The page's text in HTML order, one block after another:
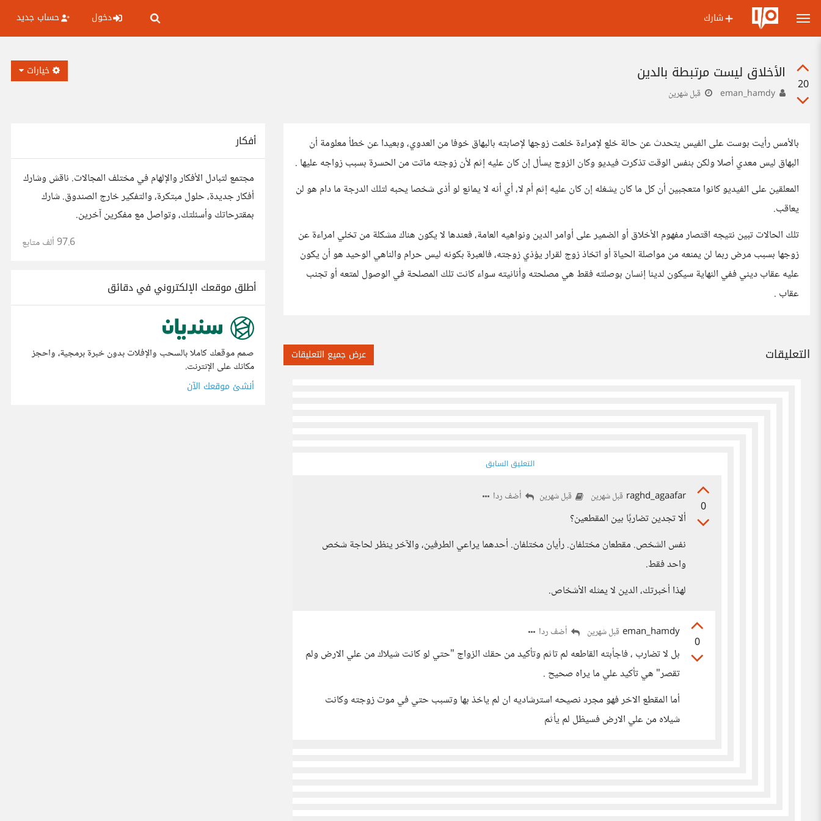
شارك دخول حساب جديد
20
الأخلاق ليست مرتبطة بالدين
قبل شهرين
خيارات
بالأمس رأيت بوست على الفيس يتحدث عن حالة خلع لإمراءة خلعت زوجها لإصابته بالبهاق خوفا من العدوي، وبعيدا عن خطأ معلومة أن
البهاق ليس معدي أصلا ولكن بنفس الوقت تذكرت فيديو وكان الزوج يسأل إن كان عليه إثم لأن زوجته ماتت من الحسرة بسبب زواجه عليها .
المعلقين على الفيديو كانوا متعجبين أن كل ما كان يشغله إن كان عليه إثم أم لا، أي أنه لا يمانع لو أذى شخصا يحبه لتلك الدرجة ما دام هو لن
يعاقب.
تلك الحالات تبين نتيجه اقتصار مفهوم الأخلاق أو الضمير على أوامر الدين ونواهيه العامة، فعندها لا يكون هناك مشكلة من تخلي امراءة عن
زوجها بسبب مرض ربما لن يمنعه من مواصلة الحياة أو اتخاذ زوج لقرار يؤذي زوجته، فالعبرة بكونه ليس حرام والناهي الوحيد هو أن يكون
عليه عقاب ديني ففي النهاية سيكون لدينا إنسان بوصلته فقط هي مصلحته وأنانيته سواء كانت تلك المصلحة في الوصول لمتعه أو تجنب
عقاب .
التعليقات عرض جميع التعليقات
التعليق السابق
0
raghd_agaafar قبل شهرين قبل شهرين أضف ردا
ألا تجدين تضاربًا بين المقطعين؟
نفس الشخص. مقطعان مختلفان. رأيان مختلفان. أحدهما يراعي الطرفين، والآخر ينظر لحاجة شخص
واحد فقط.
لهذا أخبرتك، الدين لا يمثله الأشخاص.
0
eman_hamdy قبل شهرين أضف ردا
بل لا تضارب ، فاجأبته القاطعه لم تاثم وتأكيد من حقك الزواج "حتي لو كانت شيلاك من علي الارض ولم
تقصر" هي تأكيد علي ما يراه صحيح .
أما المقطع الاخر فهو مجرد نصيحه استرشاديه ان لم ياخذ بها وتسبب حتي في موت زوجته وكانت
شيلاه من علي الارض فسيظل لم يأثم
أفكار
مجتمع لتبادل الأفكار والإلهام في مختلف المجالات. ناقش وشارك
أفكار جديدة، حلول مبتكرة، والتفكير خارج الصندوق. شارك
بمقترحاتك وأسئلتك، وتواصل مع مفكرين آخرين.
97.6 ألف متابع
أطلق موقعك الإلكتروني في دقائق
صمم موقعك كاملا بالسحب والإفلات بدون خبرة برمجية، واحجز
مكانك على الإنترنت.
أنشئ موقعك الآن